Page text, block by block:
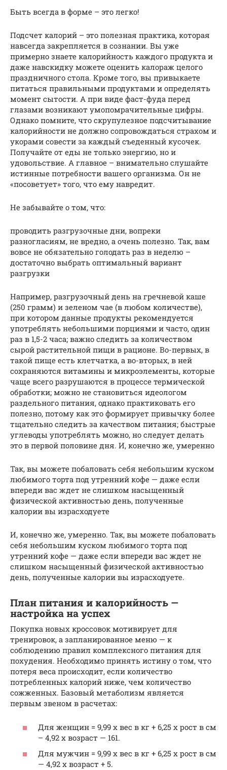
Быть всегда в форме – это легко!
Подсчет калорий – это полезная практика, которая
навсегда закрепляется в сознании. Вы уже
примерно знаете калорийность каждого продукта и
даже навскидку можете оценить калораж целого
праздничного стола. Кроме того, вы привыкаете
питаться правильными продуктами и определять
момент сытости. А при виде фаст-фуда перед
глазами возникают умопомрачительные цифры.
Однако помните, что скрупулезное подсчитывание
калорийности не должно сопровождаться страхом и
укорами совести за каждый съеденный кусочек.
Получайте от еды не только энергию, но и
удовольствие. А главное – внимательно слушайте
истинные потребности вашего организма. Он не
«посоветует» того, что ему навредит.
Не забывайте о том, что:
проводить разгрузочные дни, вопреки
разногласиям, не вредно, а очень полезно. Так, вам
вовсе не обязательно голодать раз в неделю –
достаточно выбрать оптимальный вариант
разгрузки
Например, разгрузочный день на гречневой каше
(250 грамм) и зеленом чае (в любом количестве),
при котором данные продукты рекомендуется
употреблять небольшими порциями и часто, один
раз в 1,5-2 часа; важно следить за количеством
сырой растительной пищи в рационе. Во-первых, в
такой пище есть клетчатка, а во-вторых, в ней
сохраняются витамины и микроэлементы, которые
чаще всего разрушаются в процессе термической
обработки; можно не становиться идеологом
раздельного питания, однако практиковать его
полезно, потому как это формирует привычку более
тщательно следить за качеством питания; быстрые
углеводы употреблять можно, но следует делать
это в первой половине дня. И, конечно же, умеренно
Так, вы можете побаловать себя небольшим куском
любимого торта под утренний кофе — даже если
впереди вас ждет не слишком насыщенный
физической активностью день, полученные
калории вы израсходуете
И, конечно же, умеренно. Так, вы можете побаловать
себя небольшим куском любимого торта под
утренний кофе — даже если впереди вас ждет не
слишком насыщенный физической активностью
день, полученные калории вы израсходуете.
План питания и калорийность —
настройка на успех
Покупка новых кроссовок мотивирует для
тренировок, а запланированное меню — к
соблюдению правил комплексного питания для
похудения. Необходимо принять истину о том, что
потеря веса происходит, если количество
потребленных калорий ниже, чем количество
сожженных. Базовый метаболизм является
первым звеном в расчетах:
Для женщин = 9,99 х вес в кг + 6,25 х рост в см
– 4,92 х возраст — 161.
Для мужчин = 9,99 х вес в кг + 6,25 х рост в см
— 4,92 х возраст + 5.